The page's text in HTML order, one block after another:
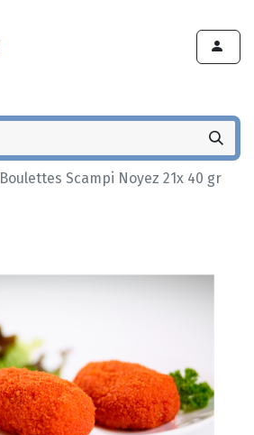
Boulettes Scampi Noyez 21x 40 gr